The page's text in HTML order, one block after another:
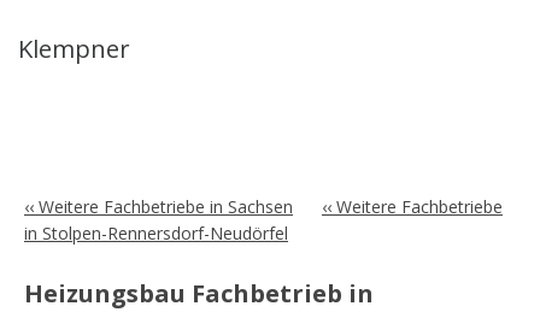
Klempner
‹‹ Weitere Fachbetriebe in Sachsen
‹‹ Weitere Fachbetriebe
in Stolpen-Rennersdorf-Neudörfel
Heizungsbau Fachbetrieb in